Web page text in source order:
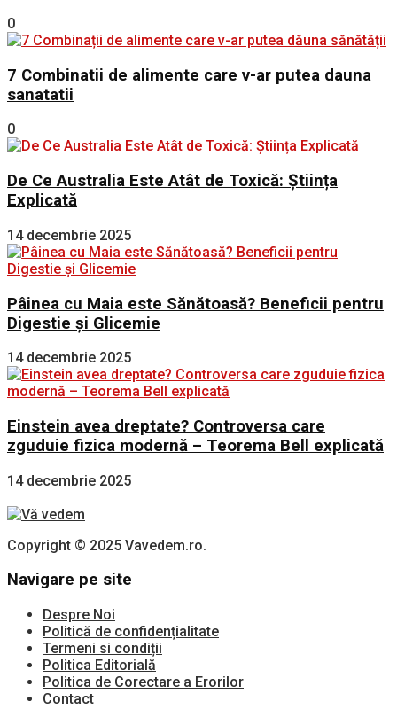
0
7 Combinatii de alimente care v-ar putea dauna
sanatatii
0
De Ce Australia Este Atât de Toxică: Știința
Explicată
14 decembrie 2025
Pâinea cu Maia este Sănătoasă? Beneficii pentru
Digestie și Glicemie
14 decembrie 2025
Einstein avea dreptate? Controversa care
zguduie fizica modernă – Teorema Bell explicată
14 decembrie 2025
Copyright © 2025 Vavedem.ro.
Navigare pe site
Despre Noi
Politică de confidențialitate
Termeni si condiții
Politica Editorială
Politica de Corectare a Erorilor
Contact